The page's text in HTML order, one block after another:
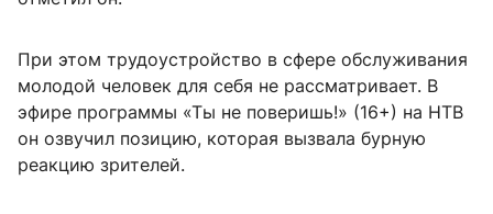
При этом трудоустройство в сфере обслуживания
молодой человек для себя не рассматривает. В
эфире программы «Ты не поверишь!» (16+) на НТВ
он озвучил позицию, которая вызвала бурную
реакцию зрителей.